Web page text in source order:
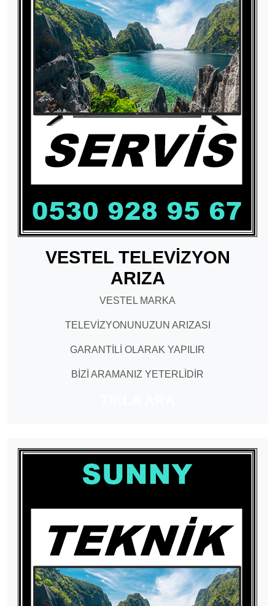
VESTEL TELEVİZYON
ARIZA
VESTEL MARKA
TELEVİZYONUNUZUN ARIZASI
GARANTİLİ OLARAK YAPILIR
BİZİ ARAMANIZ YETERLİDİR